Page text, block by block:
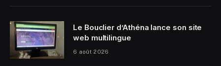
Le Bouclier d’Athéna lance son site
web multilingue
6 août 2026